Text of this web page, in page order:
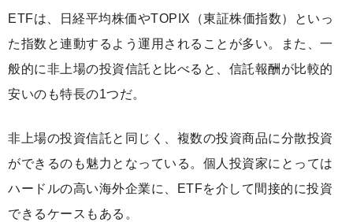
ETFは、日経平均株価やTOPIX（東証株価指数）といっ
た指数と連動するよう運用されることが多い。また、一
般的に非上場の投資信託と比べると、信託報酬が比較的
安いのも特長の1つだ。
非上場の投資信託と同じく、複数の投資商品に分散投資
ができるのも魅力となっている。個人投資家にとっては
ハードルの高い海外企業に、ETFを介して間接的に投資
できるケースもある。